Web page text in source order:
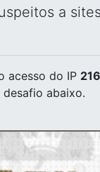
a
acesso do IP
abaixo.